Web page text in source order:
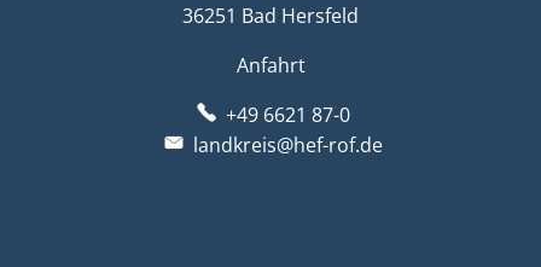
36251 Bad Hersfeld
Anfahrt
+49 6621 87-0
landkreis@hef-rof.de